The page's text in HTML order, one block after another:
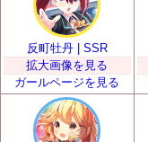
反町牡丹 | SSR
拡大画像を見る
ガールページを見る